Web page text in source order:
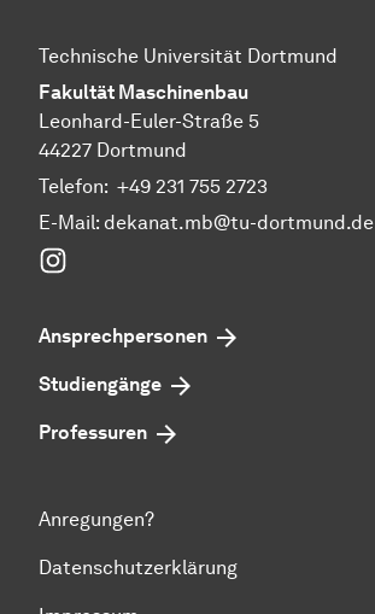
Technische Universität Dortmund
Fakultät Maschinenbau
Leonhard-Euler-Straße 5
44227 Dortmund
Telefon: +49 231 755 2723
E-Mail: dekanat.mb@tu-dortmund.de
Ansprechpersonen
Studiengänge
Professuren
Anregungen?
Datenschutzerklärung